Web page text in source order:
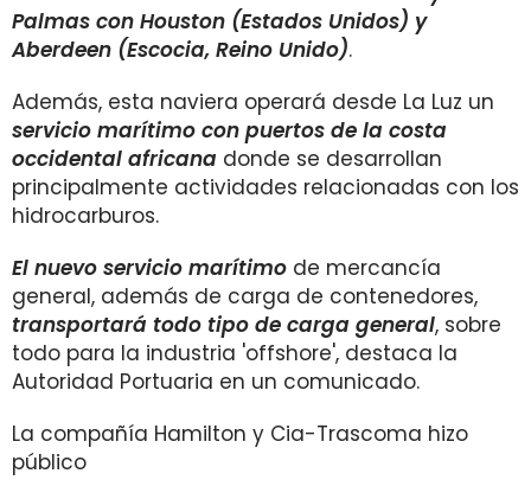
Palmas con Houston (Estados Unidos) y
Aberdeen (Escocia, Reino Unido).
Además, esta naviera operará desde La Luz un
servicio marítimo con puertos de la costa
occidental africana donde se desarrollan
principalmente actividades relacionadas con los
hidrocarburos.
El nuevo servicio marítimo de mercancía
general, además de carga de contenedores,
transportará todo tipo de carga general, sobre
todo para la industria 'offshore', destaca la
Autoridad Portuaria en un comunicado.
La compañía Hamilton y Cia-Trascoma hizo
público